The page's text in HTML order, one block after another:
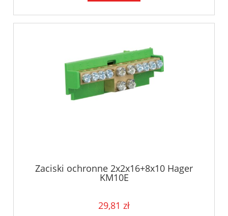
Zaciski ochronne 2x2x16+8x10 Hager
KM10E
29,81 zł